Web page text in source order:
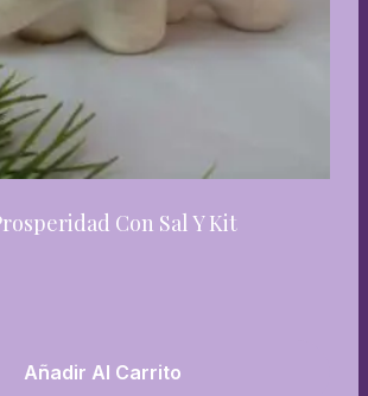
Con Sal Y Kit
Añadir Al Carrito